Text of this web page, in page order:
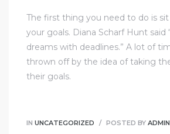
The first thing you need to do is
your goals. Diana Scharf Hunt said
dreams with deadlines.” A lot of
thrown off by the idea of taking
their goals.
IN UNCATEGORIZED POSTED BY ADMIN